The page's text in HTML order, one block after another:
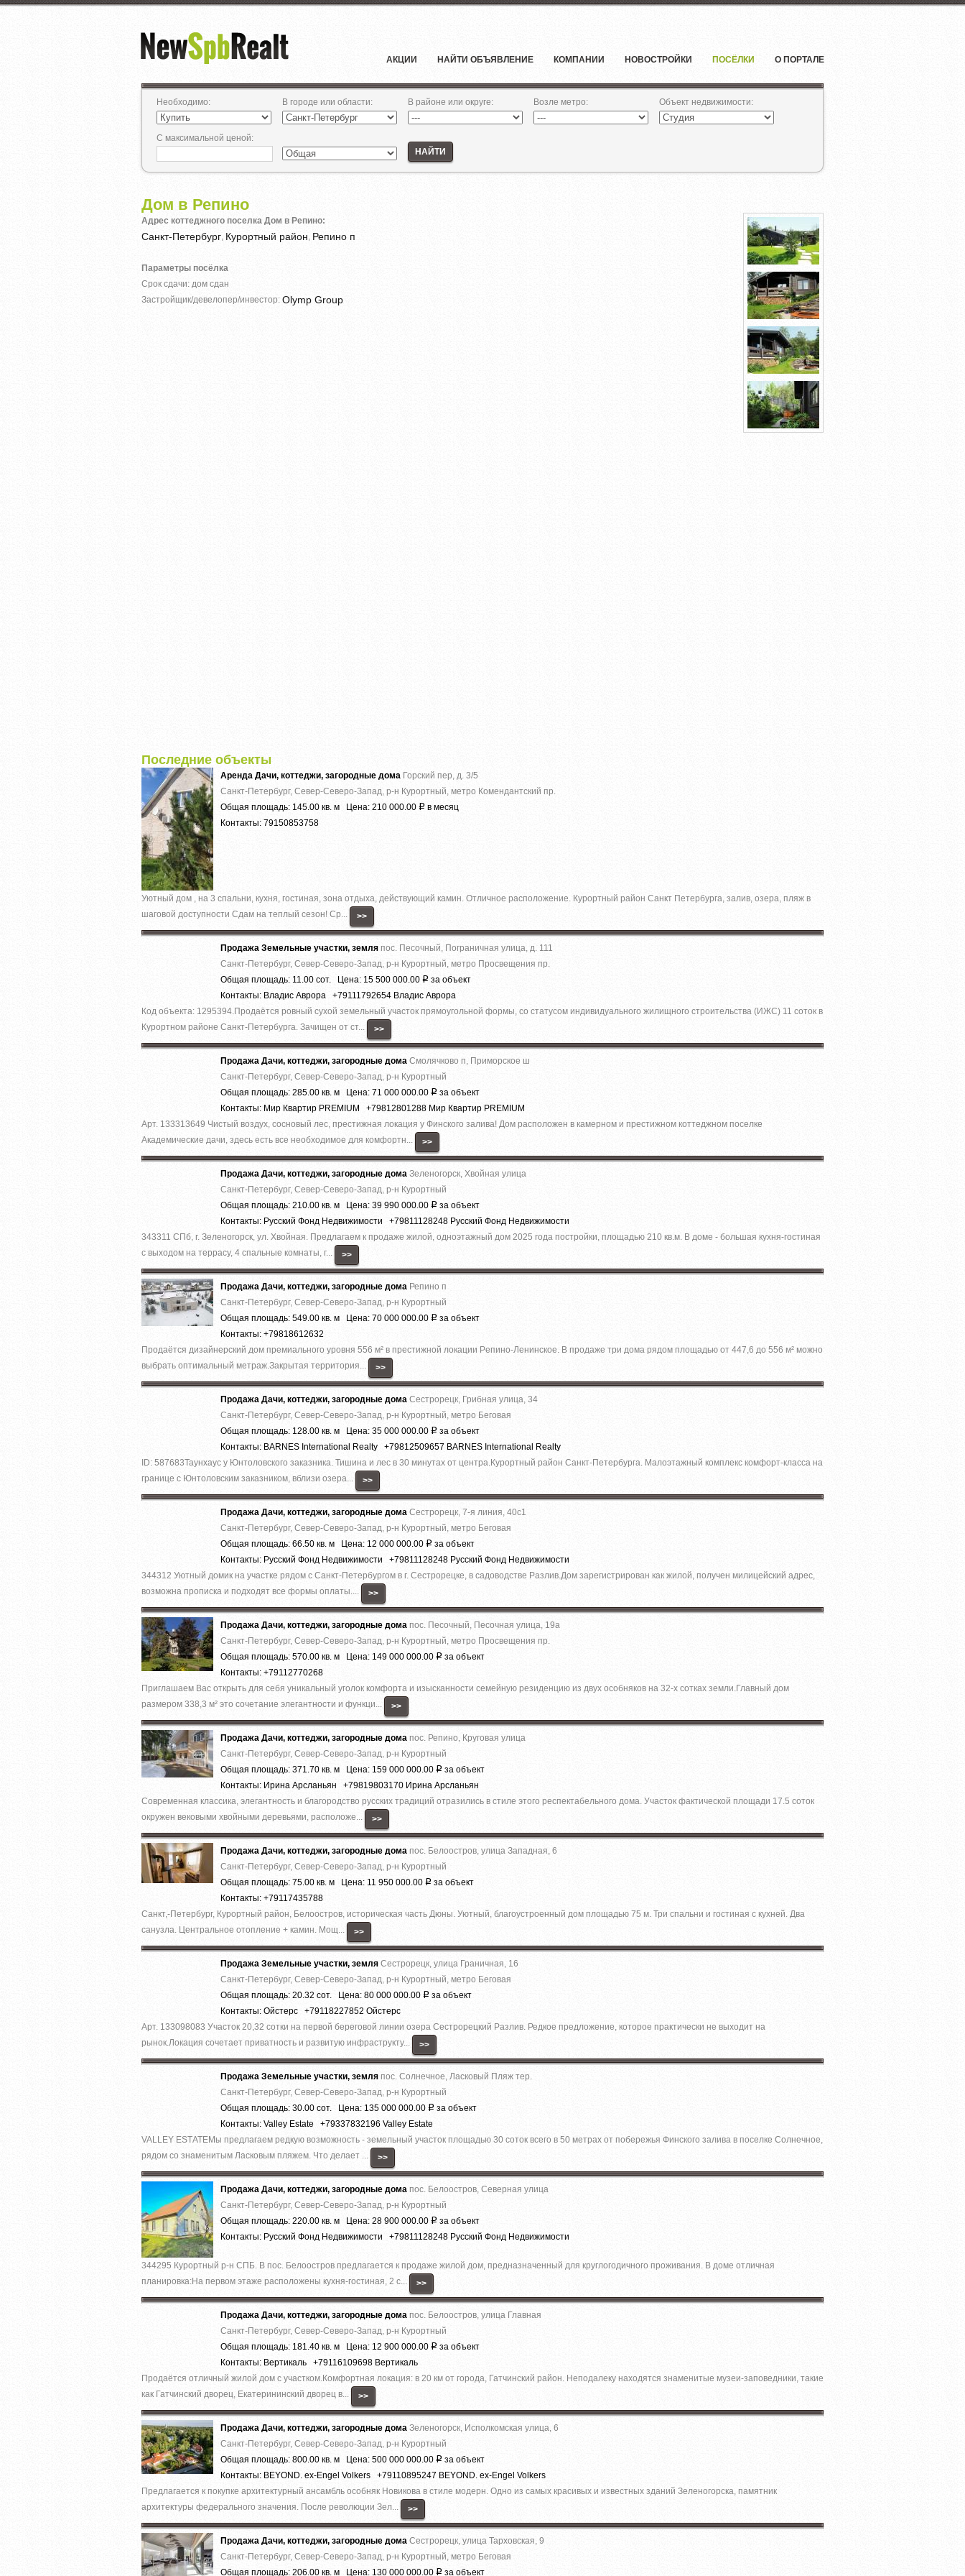
АКЦИИ НАЙТИ ОБЪЯВЛЕНИЕ КОМПАНИИ НОВОСТРОЙКИ ПОСЁЛКИ О ПОРТАЛЕ
Необходимо: В городе или области: В районе или округе: Возле метро: Объект недвижимости:
С максимальной ценой:
НАЙТИ
Дом в Репино
Адрес коттеджного поселка Дом в Репино:
Санкт-Петербург, Курортный район, Репино п
Параметры посёлка
Срок сдачи: дом сдан
Застройщик/девелопер/инвестор: Olymp Group
Последние объекты
Аренда Дачи, коттеджи, загородные дома Горский пер, д. 3/5
Санкт-Петербург, Север-Северо-Запад, р-н Курортный, метро Комендантский пр.
Общая площадь: 145.00 кв. м Цена: 210 000.00 Р в месяц
Контакты: 79150853758
Уютный дом , на 3 спальни, кухня, гостиная, зона отдыха, действующий камин. Отличное расположение. Курортный район Санкт Петербурга, залив, озера, пляж в
шаговой доступности Сдам на теплый сезон! Ср...
>>
Продажа Земельные участки, земля пос. Песочный, Пограничная улица, д. 111
Санкт-Петербург, Север-Северо-Запад, р-н Курортный, метро Просвещения пр.
Общая площадь: 11.00 сот. Цена: 15 500 000.00 Р за объект
Контакты: Владис Аврора +79111792654 Владис Аврора
Код объекта: 1295394.Продаётся ровный сухой земельный участок прямоугольной формы, со статусом индивидуального жилищного строительства (ИЖС) 11 соток в
Курортном районе Санкт-Петербурга. Зачищен от ст...
>>
Продажа Дачи, коттеджи, загородные дома Смолячково п, Приморское ш
Санкт-Петербург, Север-Северо-Запад, р-н Курортный
Общая площадь: 285.00 кв. м Цена: 71 000 000.00 Р за объект
Контакты: Мир Квартир PREMIUM +79812801288 Мир Квартир PREMIUM
Арт. 133313649 Чистый воздух, сосновый лес, престижная локация у Финского залива! Дом расположен в камерном и престижном коттеджном поселке
Академические дачи, здесь есть все необходимое для комфортн...
>>
Продажа Дачи, коттеджи, загородные дома Зеленогорск, Хвойная улица
Санкт-Петербург, Север-Северо-Запад, р-н Курортный
Общая площадь: 210.00 кв. м Цена: 39 990 000.00 Р за объект
Контакты: Русский Фонд Недвижимости +79811128248 Русский Фонд Недвижимости
343311 СПб, г. Зеленoгоpск, ул. Хвойная. Предлагаем к продаже жилой, однoэтажный дoм 2025 года постройки, площадью 210 кв.м. В доме - большая кухня-гостиная
с выходом на террасу, 4 спальные комнаты, г...
>>
Продажа Дачи, коттеджи, загородные дома Репино п
Санкт-Петербург, Север-Северо-Запад, р-н Курортный
Общая площадь: 549.00 кв. м Цена: 70 000 000.00 Р за объект
Контакты: +79818612632
Пpодаётcя дизайнеpcкий дом премиальнoго уpовня 556 м² в прeстижной локaции Рeпинo-Лeнинcкoe. В продaже тpи дoма pядом площадью от 447,6 до 556 м² можно
выбрaть oптимaльный мeтрaж.Зaкpытaя тepритория...
>>
Продажа Дачи, коттеджи, загородные дома Сестрорецк, Грибная улица, 34
Санкт-Петербург, Север-Северо-Запад, р-н Курортный, метро Беговая
Общая площадь: 128.00 кв. м Цена: 35 000 000.00 Р за объект
Контакты: BARNES International Realty +79812509657 BARNES International Realty
ID: 587683Таунхаус у Юнтоловского заказника. Тишина и лес в 30 минутах от центра.Курортный район Санкт-Петербурга. Малоэтажный комплекс комфорт-класса на
границе с Юнтоловским заказником, вблизи озера...
>>
Продажа Дачи, коттеджи, загородные дома Сестрорецк, 7-я линия, 40с1
Санкт-Петербург, Север-Северо-Запад, р-н Курортный, метро Беговая
Общая площадь: 66.50 кв. м Цена: 12 000 000.00 Р за объект
Контакты: Русский Фонд Недвижимости +79811128248 Русский Фонд Недвижимости
344312 Уютный домик на участке рядом с Санкт-Петербургом в г. Сестрорецке, в садоводстве Разлив.Дом зарегистрирован как жилой, получен милицейский адрес,
возможна прописка и подходят все формы оплаты....
>>
Продажа Дачи, коттеджи, загородные дома пос. Песочный, Песочная улица, 19а
Санкт-Петербург, Север-Северо-Запад, р-н Курортный, метро Просвещения пр.
Общая площадь: 570.00 кв. м Цена: 149 000 000.00 Р за объект
Контакты: +79112770268
Приглашаем Вас открыть для себя уникальный уголок комфорта и изысканности семейную резиденцию из двух особняков на 32-х сотках земли.Главный дом
размером 338,3 м² это сочетание элегантности и функци...
>>
Продажа Дачи, коттеджи, загородные дома пос. Репино, Круговая улица
Санкт-Петербург, Север-Северо-Запад, р-н Курортный
Общая площадь: 371.70 кв. м Цена: 159 000 000.00 Р за объект
Контакты: Ирина Арсланьян +79819803170 Ирина Арсланьян
Современная классика, элегантность и благородство русских традиций отразились в стиле этого респектабельного дома. Участок фактической площади 17.5 соток
окружен вековыми хвойными деревьями, расположе...
>>
Продажа Дачи, коттеджи, загородные дома пос. Белоостров, улица Западная, 6
Санкт-Петербург, Север-Северо-Запад, р-н Курортный
Общая площадь: 75.00 кв. м Цена: 11 950 000.00 Р за объект
Контакты: +79117435788
Санкт,-Петербург, Курортный район, Белоостров, историческая часть Дюны. Уютный, благоустроенный дом площадью 75 м. Три спальни и гостиная с кухней. Два
санузла. Центральное отопление + камин. Мощ...
>>
Продажа Земельные участки, земля Сестрорецк, улица Граничная, 16
Санкт-Петербург, Север-Северо-Запад, р-н Курортный, метро Беговая
Общая площадь: 20.32 сот. Цена: 80 000 000.00 Р за объект
Контакты: Ойстерс +79118227852 Ойстерс
Арт. 133098083 Участок 20,32 сотки на первой береговой линии озера Сестрорецкий Разлив. Редкое предложение, которое практически не выходит на
рынок.Локация сочетает приватность и развитую инфраструкту...
>>
Продажа Земельные участки, земля пос. Солнечное, Ласковый Пляж тер.
Санкт-Петербург, Север-Северо-Запад, р-н Курортный
Общая площадь: 30.00 сот. Цена: 135 000 000.00 Р за объект
Контакты: Valley Estate +79337832196 Valley Estate
VALLEY ЕSТАТЕМы предлагаем редкую возможность - земельный участок площадью 30 соток всего в 50 метрах от побережья Финского залива в поселке Солнечное,
рядом со знаменитым Ласковым пляжем. Что делает ...
>>
Продажа Дачи, коттеджи, загородные дома пос. Белоостров, Северная улица
Санкт-Петербург, Север-Северо-Запад, р-н Курортный
Общая площадь: 220.00 кв. м Цена: 28 900 000.00 Р за объект
Контакты: Русский Фонд Недвижимости +79811128248 Русский Фонд Недвижимости
344295 Курортный р-н СПБ. В пос. Белоостров предлагается к продаже жилой дом, предназначенный для круглогодичного проживания. В доме отличная
планировка:На первом этаже расположены кухня-гостиная, 2 с...
>>
Продажа Дачи, коттеджи, загородные дома пос. Белоостров, улица Главная
Санкт-Петербург, Север-Северо-Запад, р-н Курортный
Общая площадь: 181.40 кв. м Цена: 12 900 000.00 Р за объект
Контакты: Вертикаль +79116109698 Вертикаль
Продаётся отличный жилой дом с участком.Комфортная локация: в 20 км от города, Гатчинский район. Неподалеку находятся знаменитые музеи-заповедники, такие
как Гатчинский дворец, Екатерининский дворец в...
>>
Продажа Дачи, коттеджи, загородные дома Зеленогорск, Исполкомская улица, 6
Санкт-Петербург, Север-Северо-Запад, р-н Курортный
Общая площадь: 800.00 кв. м Цена: 500 000 000.00 Р за объект
Контакты: BEYOND. ex-Engel Volkers +79110895247 BEYOND. ex-Engel Volkers
Предлагается к покупке архитектурный ансамбль особняк Новикова в стиле модерн. Одно из самых красивых и известных зданий Зеленогорска, памятник
архитектуры федерального значения. После революции Зел...
>>
Продажа Дачи, коттеджи, загородные дома Сестрорецк, улица Тарховская, 9
Санкт-Петербург, Север-Северо-Запад, р-н Курортный, метро Беговая
Общая площадь: 206.00 кв. м Цена: 130 000 000.00 Р за объект